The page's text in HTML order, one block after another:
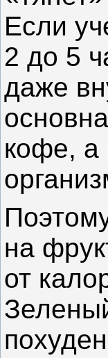
Если
2 до 5
даже
кофе, а
на
от